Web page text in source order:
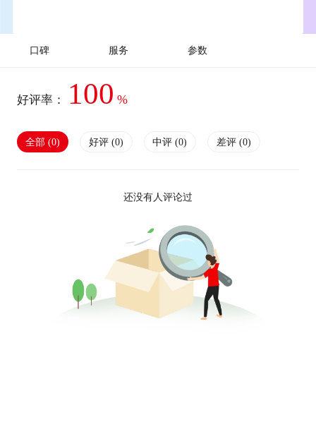
口碑 服务 参数
好评率： 100 %
全部 (0) 好评 (0) 中评 (0) 差评 (0)
还没有人评论过